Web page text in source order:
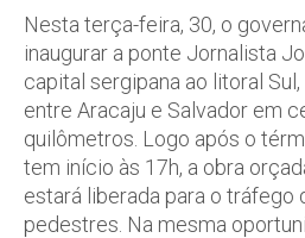
Nesta terça-feira, 30, o
inaugurar a ponte Jornalista
capital sergipana ao litoral
entre Aracaju e Salvador em
quilômetros. Logo após o
tem início às 17h, a obra
estará liberada para o tráfego
pedestres. Na mesma